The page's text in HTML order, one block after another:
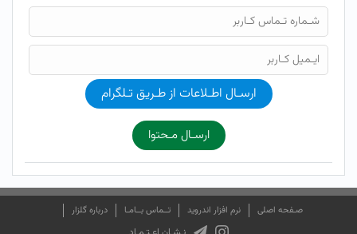
ارسـال اطـلاعات از طـریق تـلگرام
ارسـال مـحتوا
صـفحه اصلی نرم افزار اندروید تــماس بــامـا درباره گلزار